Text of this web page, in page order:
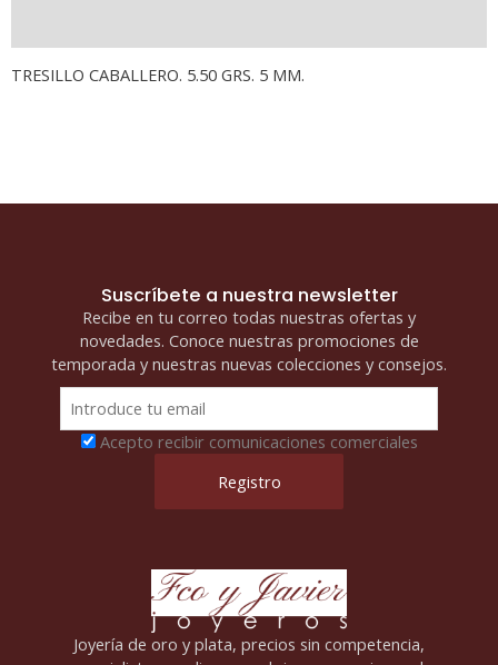
5
MM
TRESILLO CABALLERO. 5.50 GRS. 5 MM.
Suscríbete a nuestra newsletter
Recibe en tu correo todas nuestras ofertas y
novedades. Conoce nuestras promociones de
temporada y nuestras nuevas colecciones y consejos.
Acepto recibir comunicaciones comerciales
Joyería de oro y plata, precios sin competencia,